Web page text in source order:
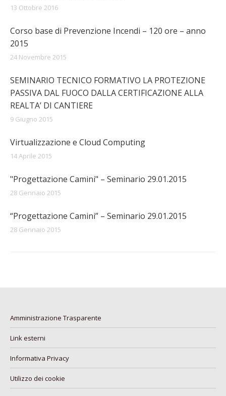
13 Ottobre 2016
Corso base di Prevenzione Incendi – 120 ore – anno
2015
24 Novembre 2015
SEMINARIO TECNICO FORMATIVO LA PROTEZIONE
PASSIVA DAL FUOCO DALLA CERTIFICAZIONE ALLA
REALTA’ DI CANTIERE
9 Giugno 2015
Virtualizzazione e Cloud Computing
14 Aprile 2015
"Progettazione Camini" – Seminario 29.01.2015
28 Gennaio 2015
“Progettazione Camini” – Seminario 29.01.2015
28 Gennaio 2015
Amministrazione Trasparente
Link esterni
Informativa Privacy
Utilizzo dei cookie